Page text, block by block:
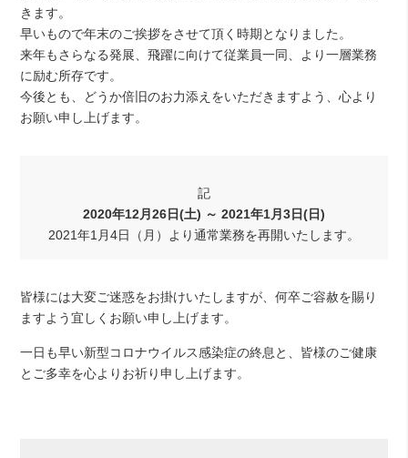
きます。
早いもので年末のご挨拶をさせて頂く時期となりました。
来年もさらなる発展、飛躍に向けて従業員一同、より一層業務
に励む所存です。
今後とも、どうか倍旧のお力添えをいただきますよう、心より
お願い申し上げます。
記
2020年12月26日(土) ～ 2021年1月3日(日)
2021年1月4日（月）より通常業務を再開いたします。
皆様には大変ご迷惑をお掛けいたしますが、何卒ご容赦を賜り
ますよう宜しくお願い申し上げます。
一日も早い新型コロナウイルス感染症の終息と、皆様のご健康
とご多幸を心よりお祈り申し上げます。